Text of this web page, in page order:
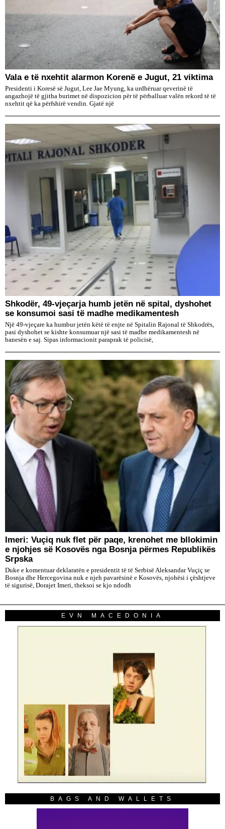
Vala e të nxehtit alarmon Korenë e Jugut, 21 viktima
Presidenti i Koresë së Jugut, Lee Jae Myung, ka urdhëruar qeverinë të
angazhojë të gjitha burimet në dispozicion për të përballuar valën rekord të të
nxehtit që ka përfshirë vendin. Gjatë një
Shkodër, 49-vjeçarja humb jetën në spital, dyshohet
se konsumoi sasi të madhe medikamentesh
Një 49-vjeçare ka humbur jetën këtë të enjte në Spitalin Rajonal të Shkodrës,
pasi dyshohet se kishte konsumuar një sasi të madhe medikamentesh në
banesën e saj. Sipas informacionit paraprak të policisë,
​Imeri: Vuçiq nuk flet për paqe, krenohet me bllokimin
e njohjes së Kosovës nga Bosnja përmes Republikës
Srpska
Duke e komentuar deklaratën e presidentit të të Serbisë Aleksandar Vuçiç se
Bosnja dhe Hercegovina nuk e njeh pavarësinë e Kosovës, njohësi i çështjeve
të sigurisë, Dorajet Imeri, theksoi se kjo ndodh
EVN MACEDONIA
BAGS AND WALLETS